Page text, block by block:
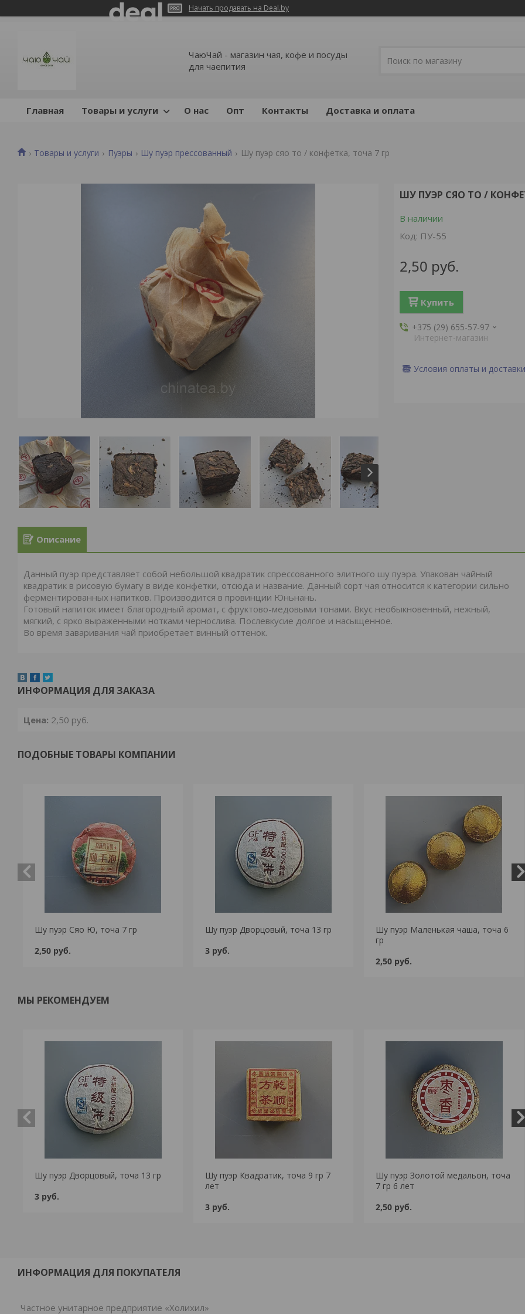
Начать продавать на Deal.by
ЧаюЧай - магазин чая, кофе и посуды
для чаепития
Главная Товары и услуги О нас Опт Контакты Доставка и оплата
Товары и услуги Пуэры Шу пуэр прессованный Шу пуэр сяо то / конфетка, точа 7 гр
ШУ ПУЭР СЯО ТО /
В наличии
Код: ПУ-55
2,50 руб.
Купить
+375 (29) 655-57-97
Интернет-магазин
Условия оплаты и доставки
Описание
Данный пуэр представляет собой небольшой квадратик спрессованного элитного шу пуэра. Упакован чайный
квадратик в рисовую бумагу в виде конфетки, отсюда и название. Данный сорт чая относится к категории сильно
ферментированных напитков. Производится в провинции Юньнань.
Готовый напиток имеет благородный аромат, с фруктово-медовыми тонами. Вкус необыкновенный, нежный,
мягкий, с ярко выраженными нотками чернослива. Послевкусие долгое и насыщенное.
Во время заваривания чай приобретает винный оттенок.
ИНФОРМАЦИЯ ДЛЯ ЗАКАЗА
Цена: 2,50 руб.
ПОДОБНЫЕ ТОВАРЫ КОМПАНИИ
Шу пуэр Сяо Ю, точа 7 гр
2,50 руб.
Шу пуэр Дворцовый, точа 13 гр
3 руб.
Шу пуэр Маленькая чаша, точа 6
гр
2,50 руб.
МЫ РЕКОМЕНДУЕМ
Шу пуэр Дворцовый, точа 13 гр
3 руб.
Шу пуэр Квадратик, точа 9 гр 7
лет
3 руб.
Шу пуэр Золотой медальон, точа
7 гр 6 лет
2,50 руб.
ИНФОРМАЦИЯ ДЛЯ ПОКУПАТЕЛЯ
Частное унитарное предприятие «Холихил»